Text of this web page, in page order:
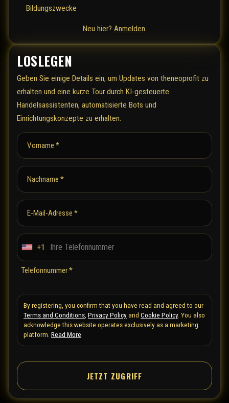
Bildungszwecke
Neu hier? Anmelden
LOSLEGEN
Geben Sie einige Details ein, um Updates von theneoprofit zu
erhalten und eine kurze Tour durch KI-gesteuerte
Handelsassistenten, automatisierte Bots und
Einrichtungskonzepte zu erhalten.
Vorname *
Nachname *
E-Mail-Adresse *
U
n
e
d
S
t
s
+1
Telefonnummer *
By registering, you confirm that you have read and agreed to our
Terms and Conditions Privacy Policyand Cookie Policy. You also
acknowledge this website operates exclusively as a marketing
platform. Read More
JETZT ZUGRIFF